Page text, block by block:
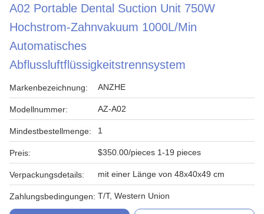
A02 Portable Dental Suction Unit 750W
Hochstrom-Zahnvakuum 1000L/min
Automatisches
Abflussluftflüssigkeitstrennsystem
Markenbezeichnung: ANZHE
Modellnummer: AZ-A02
Mindestbestellmenge: 1
Preis: $350.00/pieces 1-19 pieces
Verpackungsdetails: mit einer Länge von 48x40x49 cm
Zahlungsbedingungen: T/T, Western Union